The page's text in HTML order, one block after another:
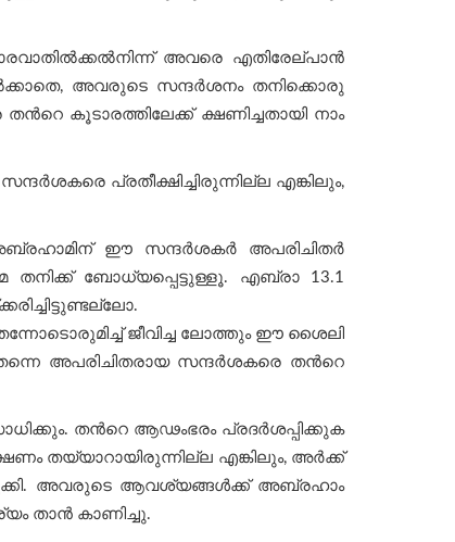
അവരെ എതിരേല്പാൻ
അവരുടെ സന്ദര്‍ശനം തനിക്കൊരു
കൂടാരത്തിലേക്ക് ക്ഷണിച്ചതായി നാം
പ്രതീക്ഷിച്ചിരുന്നില്ല എങ്കിലും,
ഈ സന്ദര്‍ശകര്‍ അപരിചിതര്‍
ബോധ്യപ്പെട്ടുള്ളൂ. എബ്രാ 13.1
ജീവിച്ച ലോത്തും ഈ ശൈലി
അപരിചിതരായ സന്ദര്‍ശകരെ തന്‍റെ
തന്‍റെ ആഢംഭരം പ്രദര്‍ശപ്പിക്കുക
തയ്യാറായിരുന്നില്ല എങ്കിലും, അര്‍ക്ക്
അവരുടെ ആവശ്യങ്ങള്‍ക്ക് അബ്രഹാം
താന്‍ കാണിച്ചു.